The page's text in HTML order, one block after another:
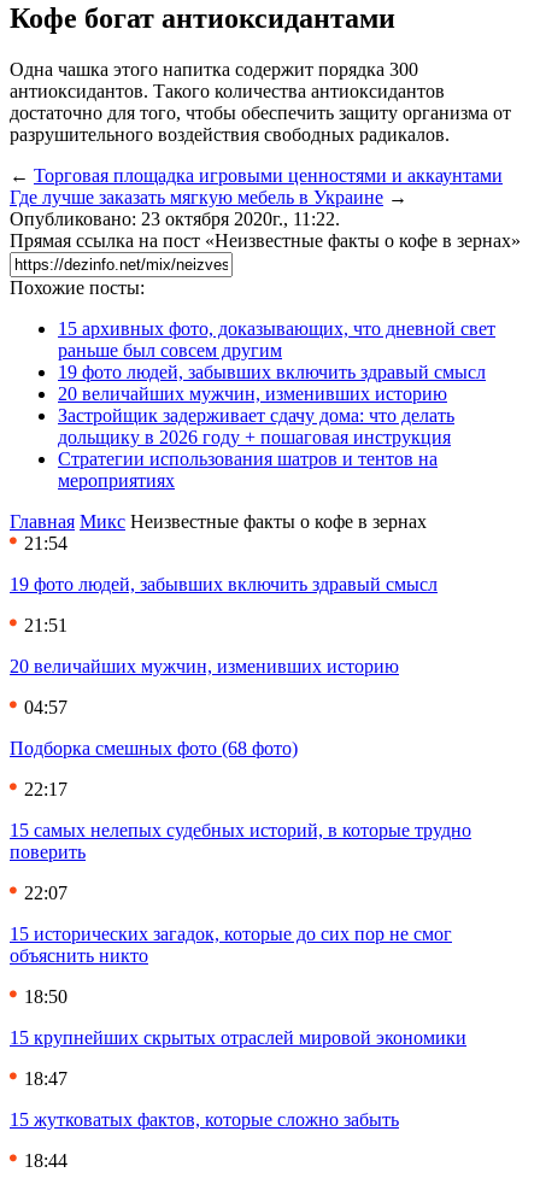
Кофе богат антиоксидантами
Одна чашка этого напитка содержит порядка 300
антиоксидантов. Такого количества антиоксидантов
достаточно для того, чтобы обеспечить защиту организма от
разрушительного воздействия свободных радикалов.
← Торговая площадка игровыми ценностями и аккаунтами
Где лучше заказать мягкую мебель в Украине →
Опубликовано: 23 октября 2020г., 11:22.
Прямая ссылка на пост «Неизвестные факты о кофе в зернах»
Похожие посты:
15 архивных фото, доказывающих, что дневной свет
раньше был совсем другим
19 фото людей, забывших включить здравый смысл
20 величайших мужчин, изменивших историю
Застройщик задерживает сдачу дома: что делать
дольщику в 2026 году + пошаговая инструкция
Стратегии использования шатров и тентов на
мероприятиях
Главная Микс Неизвестные факты о кофе в зернах
21:54
19 фото людей, забывших включить здравый смысл
21:51
20 величайших мужчин, изменивших историю
04:57
Подборка смешных фото (68 фото)
22:17
15 самых нелепых судебных историй, в которые трудно
поверить
22:07
15 исторических загадок, которые до сих пор не смог
объяснить никто
18:50
15 крупнейших скрытых отраслей мировой экономики
18:47
15 жутковатых фактов, которые сложно забыть
18:44